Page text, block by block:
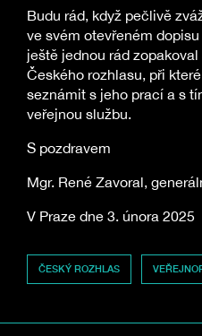
Budu rád, když pečlivě
ve svém otevřeném
ještě jednou rád
Českého rozhlasu, při
seznámit s jeho prací a s
veřejnou službu.
S pozdravem
Mgr. René Zavoral,
V Praze dne 3. února 2025
ČESKÝ ROZHLAS